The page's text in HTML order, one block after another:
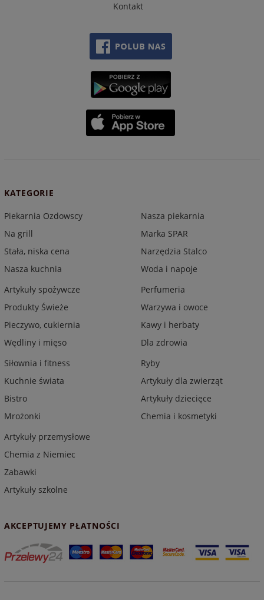
Kontakt
KATEGORIE
Piekarnia Ozdowscy
Na grill
Stała, niska cena
Nasza kuchnia
Nasza piekarnia
Marka SPAR
Narzędzia Stalco
Woda i napoje
Artykuły spożywcze
Produkty Świeże
Pieczywo, cukiernia
Wędliny i mięso
Perfumeria
Warzywa i owoce
Kawy i herbaty
Dla zdrowia
Siłownia i fitness
Kuchnie świata
Bistro
Mrożonki
Ryby
Artykuły dla zwierząt
Artykuły dziecięce
Chemia i kosmetyki
Artykuły przemysłowe
Chemia z Niemiec
Zabawki
Artykuły szkolne
AKCEPTUJEMY PŁATNOŚCI